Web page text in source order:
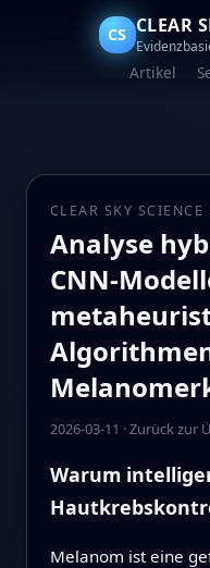
CS CLEAR
Artikel
CLEAR SKY SCIENCE
Analyse
2026-03-11 ·Zurück zur
Warum
Melanom ist eine